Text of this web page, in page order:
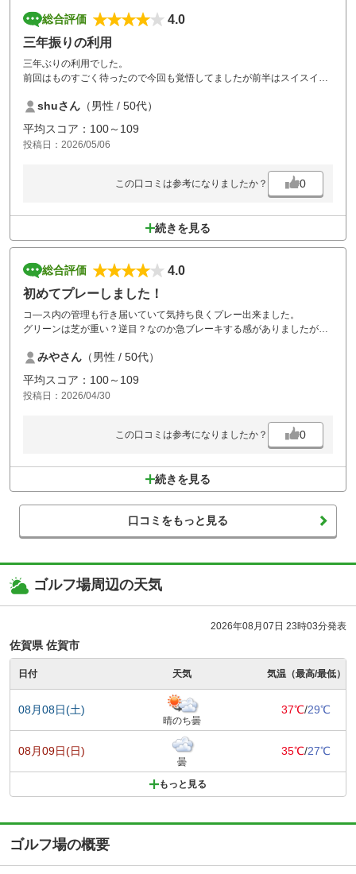
総合評価
4.0
三年振りの利用
三年ぶりの利用でした。
前回はものすごく待ったので今回も覚悟してましたが前半はスイスイ、
間半と長くダルんでしまったのでもっと短くして欲しいです。高麗グリ
ーンは相変わらず難しい
shuさん （男性 / 50代）
平均スコア：100～109
投稿日：2026/05/06
この口コミは参考になりましたか？ 0
続きを見る
総合評価
4.0
初めてプレーしました！
コ―ス内の管理も行き届いていて気持ち良くプレー出来ました。
グリーンは芝が重い？逆目？なのか急ブレーキする感がありましたがい
(当方初めてのプレーでしたので）
またリベンジしたいと思います！
みやさん （男性 / 50代）
平均スコア：100～109
投稿日：2026/04/30
この口コミは参考になりましたか？ 0
続きを見る
口コミをもっと見る
ゴルフ場周辺の天気
2026年08月07日 23時03分発表
佐賀県 佐賀市
日付 天気 気温（最高/最低）
08月08日(土)
晴のち曇
37℃/29℃
08月09日(日)
曇
35℃/27℃
もっと見る
ゴルフ場の概要